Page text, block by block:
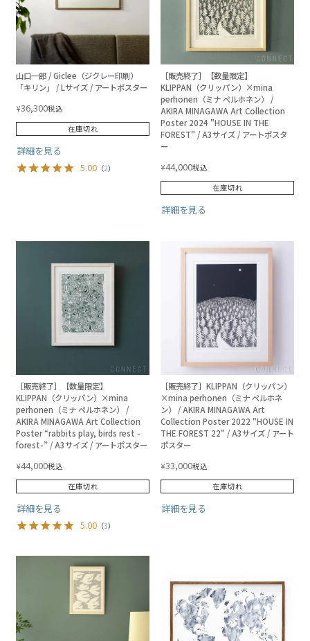
山口一郎 / Giclee（ジクレー印刷）
「キリン」 / Lサイズ / アートポスター
¥36,300税込
在庫切れ
詳細を見る
5.00 （2）
［販売終了］【数量限定】
KLIPPAN（クリッパン）×mina
perhonen（ミナ ペルホネン） /
AKIRA MINAGAWA Art Collection
Poster 2024 "HOUSE IN THE
FOREST" / A3サイズ / アートポスタ
ー
¥44,000税込
在庫切れ
詳細を見る
［販売終了］【数量限定】
KLIPPAN（クリッパン）×mina
perhonen（ミナ ペルホネン） /
AKIRA MINAGAWA Art Collection
Poster “rabbits play, birds rest -
forest-” / A3サイズ / アートポスター
¥44,000税込
在庫切れ
詳細を見る
5.00 （3）
［販売終了］KLIPPAN（クリッパン）
×mina perhonen（ミナ ペルホネ
ン） / AKIRA MINAGAWA Art
Collection Poster 2022 "HOUSE IN
THE FOREST 22" / A3サイズ / アート
ポスター
¥33,000税込
在庫切れ
詳細を見る